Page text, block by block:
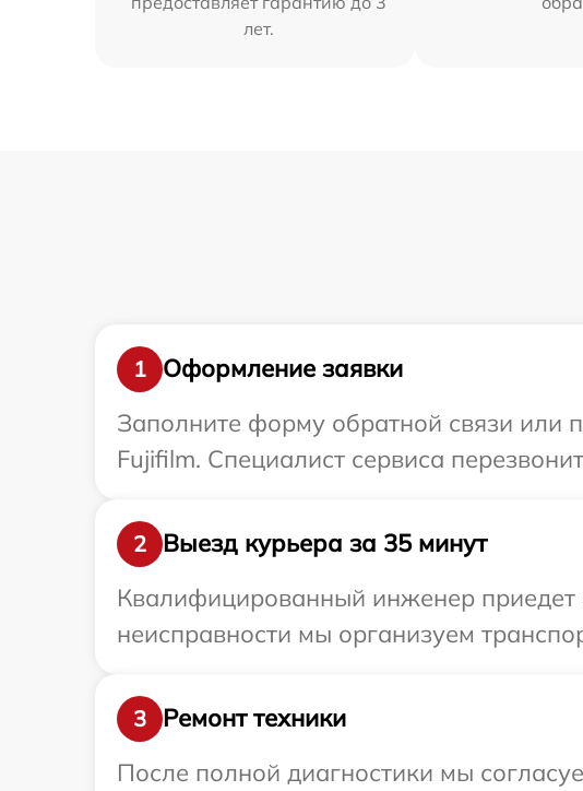
лет.
1
Оформление заявки
Заполните форму обратной связи или
Fujifilm. Специалист сервиса
2
Выезд курьера за 35 минут
Квалифицированный инженер приедет
неисправности мы организуем
3
Ремонт техники
После полной диагностики мы